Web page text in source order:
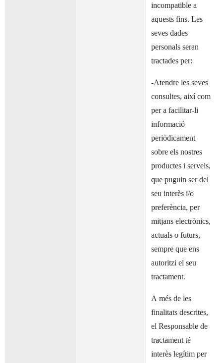
incompatible a
aquests fins. Les
seves dades
personals seran
tractades per:
-Atendre les seves
consultes, així com
per a facilitar-li
informació
periòdicament
sobre els nostres
productes i serveis,
que puguin ser del
seu interès i/o
preferència, per
mitjans electrònics,
actuals o futurs,
sempre que ens
autoritzi el seu
tractament.
A més de les
finalitats descrites,
el Responsable de
tractament té
interès legítim per